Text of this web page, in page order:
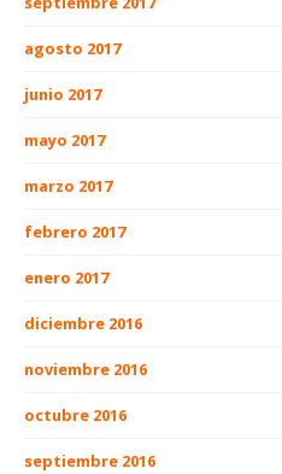
agosto 2017
junio 2017
mayo 2017
marzo 2017
febrero 2017
enero 2017
diciembre 2016
noviembre 2016
octubre 2016
septiembre 2016